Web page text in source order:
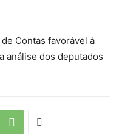
Contas favorável à
análise dos deputados